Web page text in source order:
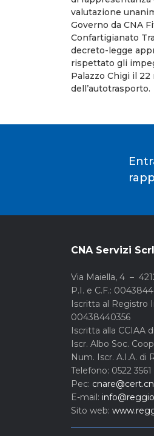
valutazione
Governo da CNA
Confartigianato
decreto-legge
rispettato gli
Palazzo Chigi il 22
dell’autotrasporto.
CNA Servizi Scrl
Via Maiella, 4 –
P.I. e C.F.:
Iscritta al Registro
00438440356
Iscritta alla CCIAA
Iscr. Albo Soc.
Num. Iscr. A.I.A. di
Telefono: 0522 3561
Pec:
E-mail:
Sito web: